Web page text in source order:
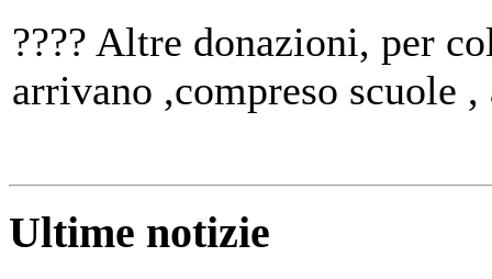
???? Altre donazioni, per
arrivano ,compreso scuole
Ultime notizie